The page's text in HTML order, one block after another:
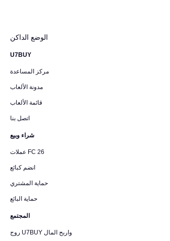
الوضع الداكن
U7BUY
مركز المساعدة
مدونة الألعاب
قائمة الألعاب
اتصل بنا
شراء وبيع
عملات FC 26
انضم كبائع
حماية المشتري
حماية البائع
المجتمع
روج U7BUY واربح المال